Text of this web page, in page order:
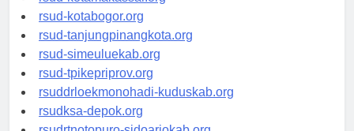
rsud-kotamakassar.org
rsud-kotabogor.org
rsud-tanjungpinangkota.org
rsud-simeuluekab.org
rsud-tpikepriprov.org
rsuddrloekmonohadi-kuduskab.org
rsudksa-depok.org